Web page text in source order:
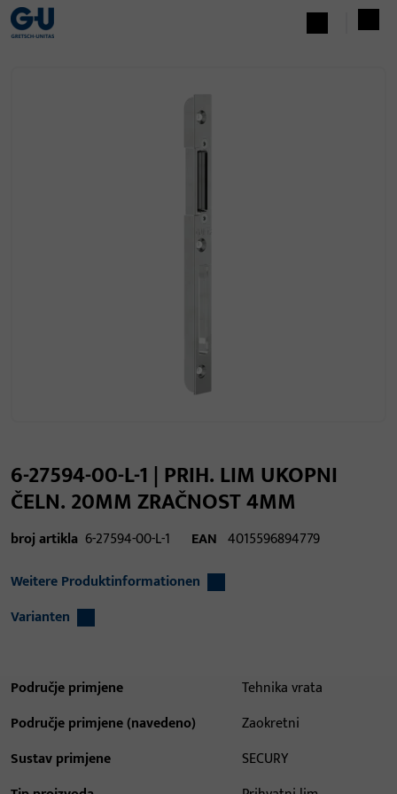
6-27594-00-L-1 | PRIH. LIM UKOPNI
ČELN. 20MM ZRAČNOST 4MM
broj artikla 6-27594-00-L-1 EAN 4015596894779
Weitere Produktinformationen
Varianten
Područje primjene
Tehnika vrata
Područje primjene (navedeno)
Zaokretni
Sustav primjene
SECURY